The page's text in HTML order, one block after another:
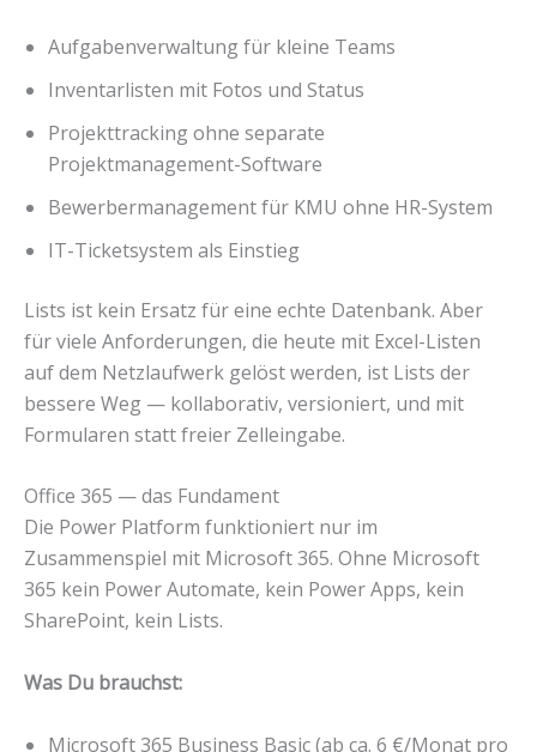
Aufgabenverwaltung für kleine Teams
Inventarlisten mit Fotos und Status
Projekttracking ohne separate
Projektmanagement-Software
Bewerbermanagement für KMU ohne HR-System
IT-Ticketsystem als Einstieg
Lists ist kein Ersatz für eine echte Datenbank. Aber
für viele Anforderungen, die heute mit Excel-Listen
auf dem Netzlaufwerk gelöst werden, ist Lists der
bessere Weg — kollaborativ, versioniert, und mit
Formularen statt freier Zelleingabe.
Office 365 — das Fundament
Die Power Platform funktioniert nur im
Zusammenspiel mit Microsoft 365. Ohne Microsoft
365 kein Power Automate, kein Power Apps, kein
SharePoint, kein Lists.
Was Du brauchst:
Microsoft 365 Business Basic (ab ca. 6 €/Monat pro